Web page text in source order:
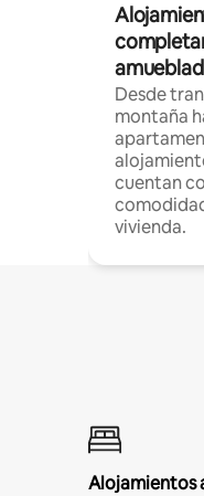
Desde
montaña
cuentan
vivienda.
Alojamientos